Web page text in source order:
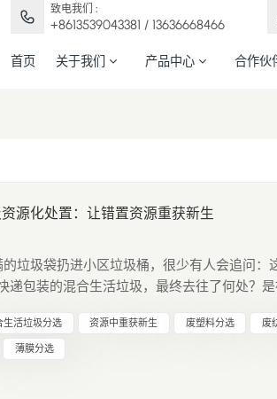
致电我们 :
+8613539043381 / 13636668466
首页 关于我们 产品中心 合作伙
源化处置：让错置资源重获新生
垃圾袋扔进小区垃圾桶，很少有人会追问：
递包装的混合生活垃圾，最终去往了何处？
超70%为成分复杂的混合生活垃圾。长期以来
生活垃圾分选 资源中重获新生 废塑料分选 废
薄膜分选